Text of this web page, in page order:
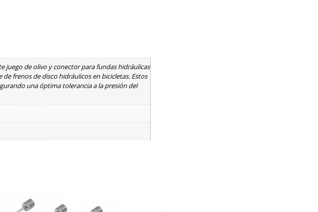
juego de olivo y conector para fundas hidráulicas
frenos de disco hidráulicos en bicicletas. Estos
una óptima tolerancia a la presión del